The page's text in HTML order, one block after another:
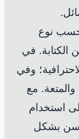
حسب نوع
الكتابة. في
وفي
مع
استخدام
بشكل